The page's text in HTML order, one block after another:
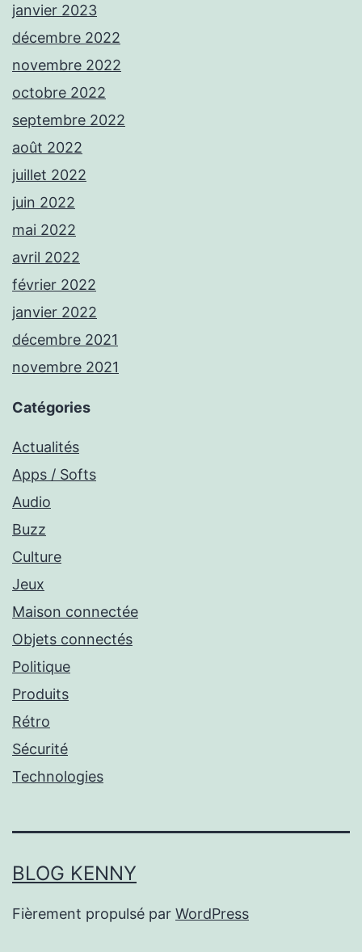
janvier 2023
décembre 2022
novembre 2022
octobre 2022
septembre 2022
août 2022
juillet 2022
juin 2022
mai 2022
avril 2022
février 2022
janvier 2022
décembre 2021
novembre 2021
Catégories
Actualités
Apps / Softs
Audio
Buzz
Culture
Jeux
Maison connectée
Objets connectés
Politique
Produits
Rétro
Sécurité
Technologies
BLOG KENNY
Fièrement propulsé par WordPress